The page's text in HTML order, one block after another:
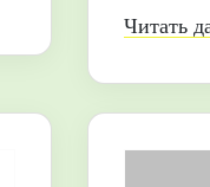
Читать